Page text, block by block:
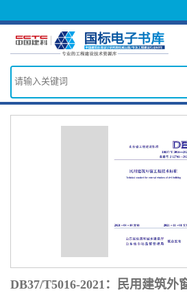
DB37/T5016-2021：民用建筑外